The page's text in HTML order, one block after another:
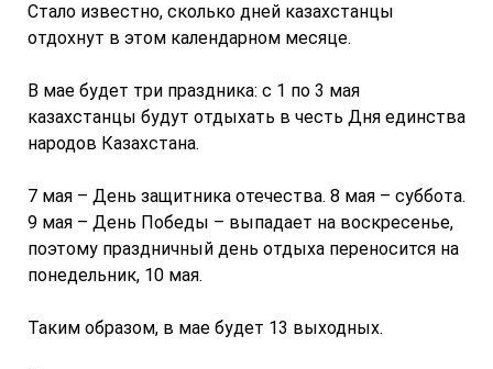
Стало известно, сколько дней казахстанцы
отдохнут в этом календарном месяце.
В мае будет три праздника: с 1 по 3 мая
казахстанцы будут отдыхать в честь Дня единства
народов Казахстана.
7 мая – День защитника отечества. 8 мая – суббота.
9 мая – День Победы – выпадает на воскресенье,
поэтому праздничный день отдыха переносится на
понедельник, 10 мая.
Таким образом, в мае будет 13 выходных.